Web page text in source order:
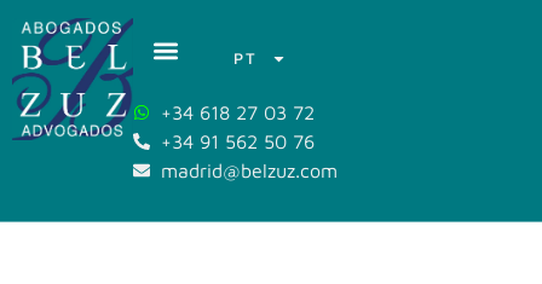
PT
+34 618 27 03 72
+34 91 562 50 76
madrid@belzuz.com